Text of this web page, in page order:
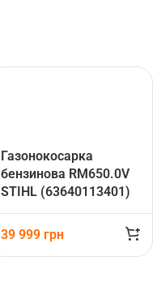
Газонокосарка
бензинова RM650.0V
STIHL (63640113401)
39 999 грн